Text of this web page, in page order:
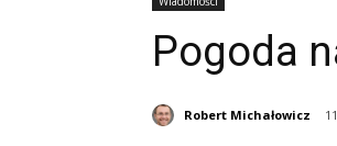
Pogoda
Robert Michałowicz